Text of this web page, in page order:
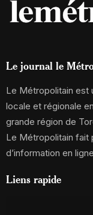
Le journal le
Le Métropolitain est
locale et régionale
grande région de
Le Métropolitain fait
d’information en
Liens rapide